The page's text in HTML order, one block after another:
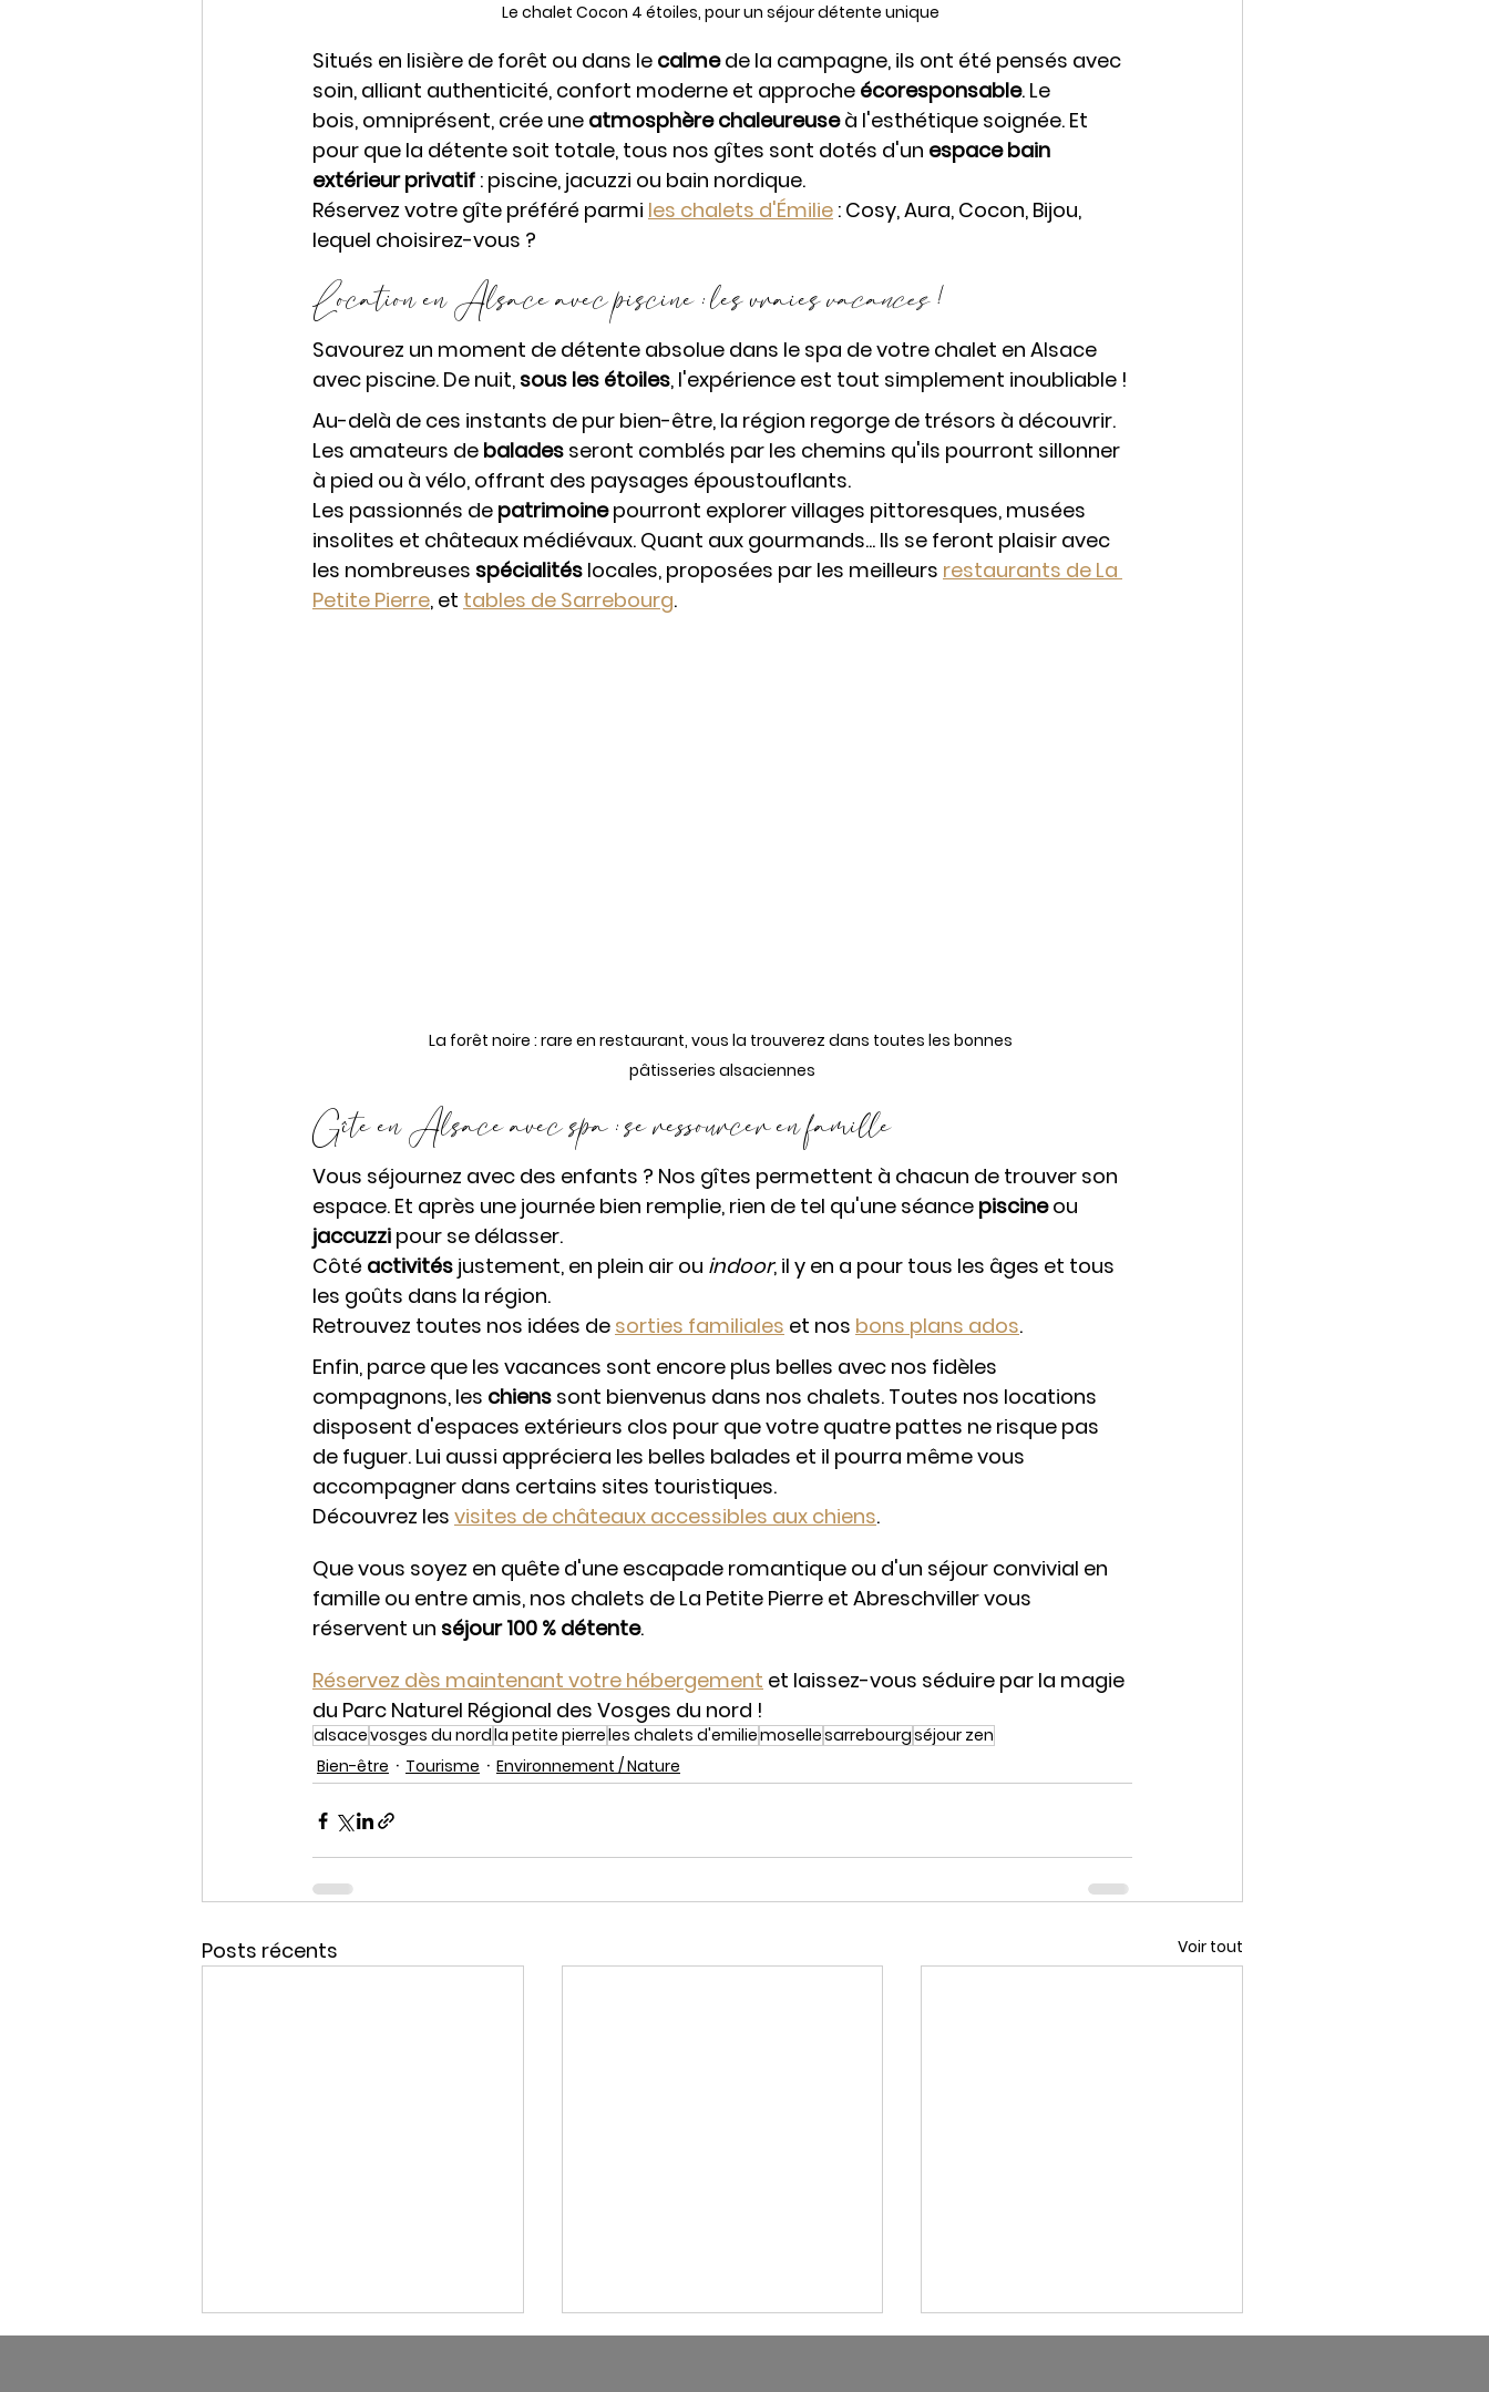
Le chalet Cocon 4 étoiles, pour un séjour détente unique
Situés en lisière de forêt ou dans le calme de la campagne, ils ont été pensés avec
soin, alliant authenticité, confort moderne et approche écoresponsable. Le
bois, omniprésent, crée une atmosphère chaleureuse à l'esthétique soignée. Et
pour que la détente soit totale, tous nos gîtes sont dotés d'un espace bain
extérieur privatif : piscine, jacuzzi ou bain nordique.
Réservez votre gîte préféré parmi les chalets d'Émilie : Cosy, Aura, Cocon, Bijou,
lequel choisirez-vous ?
Location en Alsace avec piscine : les vraies vacances !
Savourez un moment de détente absolue dans le spa de votre chalet en Alsace
avec piscine. De nuit, sous les étoiles, l'expérience est tout simplement inoubliable !
Au-delà de ces instants de pur bien-être, la région regorge de trésors à découvrir.
Les amateurs de balades seront comblés par les chemins qu'ils pourront sillonner
à pied ou à vélo, offrant des paysages époustouflants.
Les passionnés de patrimoine pourront explorer villages pittoresques, musées
insolites et châteaux médiévaux. Quant aux gourmands... Ils se feront plaisir avec
les nombreuses spécialités locales, proposées par les meilleurs restaurants de La
Petite Pierre, et tables de Sarrebourg.
La forêt noire : rare en restaurant, vous la trouverez dans toutes les bonnes
pâtisseries alsaciennes
Gîte en Alsace avec spa : se ressourcer en famille
Vous séjournez avec des enfants ? Nos gîtes permettent à chacun de trouver son
espace. Et après une journée bien remplie, rien de tel qu'une séance piscine ou
jaccuzzi pour se délasser.
Côté activités justement, en plein air ou indoor, il y en a pour tous les âges et tous
les goûts dans la région.
Retrouvez toutes nos idées de sorties familiales et nos bons plans ados.
Enfin, parce que les vacances sont encore plus belles avec nos fidèles
compagnons, les chiens sont bienvenus dans nos chalets. Toutes nos locations
disposent d'espaces extérieurs clos pour que votre quatre pattes ne risque pas
de fuguer. Lui aussi appréciera les belles balades et il pourra même vous
accompagner dans certains sites touristiques.
Découvrez les visites de châteaux accessibles aux chiens.
Que vous soyez en quête d'une escapade romantique ou d'un séjour convivial en
famille ou entre amis, nos chalets de La Petite Pierre et Abreschviller vous
réservent un séjour 100 % détente.
Réservez dès maintenant votre hébergement et laissez-vous séduire par la magie
du Parc Naturel Régional des Vosges du nord !
alsacevosges du nordla petite pierreles chalets d'emiliemosellesarrebourgséjour zen
Bien-être
Tourisme Environnement / Nature
Posts récents Voir tout